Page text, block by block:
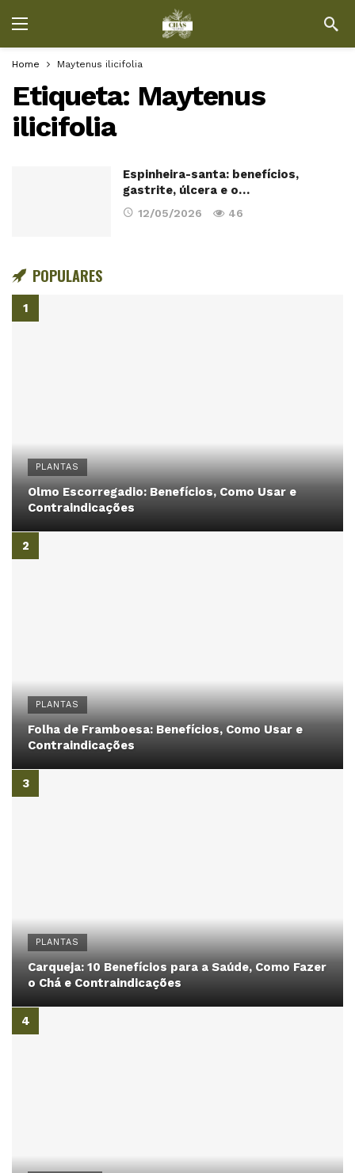
Home Maytenus ilicifolia
Etiqueta: Maytenus
ilicifolia
Espinheira-santa: benefícios,
gastrite, úlcera e o…
12/05/2026 46
POPULARES
PLANTAS
Olmo Escorregadio: Benefícios, Como Usar e
Contraindicações
PLANTAS
Folha de Framboesa: Benefícios, Como Usar e
Contraindicações
PLANTAS
Carqueja: 10 Benefícios para a Saúde, Como Fazer
o Chá e Contraindicações